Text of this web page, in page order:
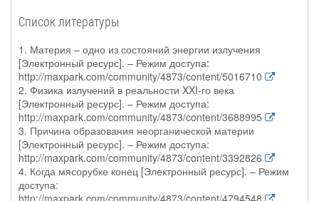
Список литературы
1. Материя – одно из состояний энергии излучения
[Электронный ресурс]. – Режим доступа:
http://maxpark.com/community/4873/content/5016710
2. Физика излучений в реальности XXI-го века
[Электронный ресурс]. – Режим доступа:
http://maxpark.com/community/4873/content/3688995
3. Причина образования неорганической материи
[Электронный ресурс]. – Режим доступа:
http://maxpark.com/community/4873/content/3392826
4. Когда мясорубке конец [Электронный ресурс]. – Режим
доступа:
http://maxpark.com/community/4873/content/4794548